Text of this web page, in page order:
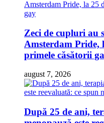
Zeci de cupluri au
Amsterdam Pride,
primele căsătorii
august 7, 2026
După 25 de ani,